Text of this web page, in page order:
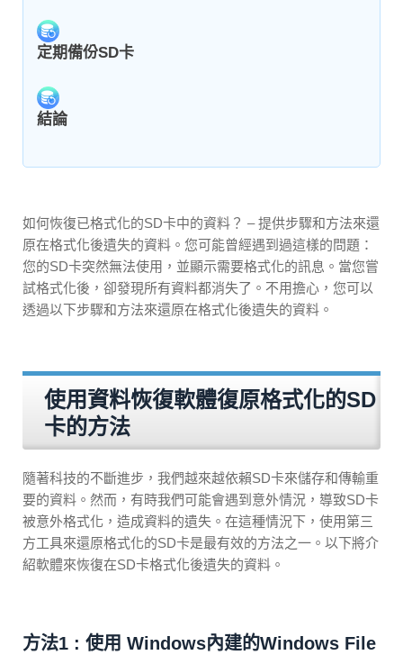
定期備份SD卡
結論
如何恢復已格式化的SD卡中的資料？ – 提供步驟和方法來還
原在格式化後遺失的資料。您可能曾經遇到過這樣的問題：
您的SD卡突然無法使用，並顯示需要格式化的訊息。當您嘗
試格式化後，卻發現所有資料都消失了。不用擔心，您可以
透過以下步驟和方法來還原在格式化後遺失的資料。
使用資料恢復軟體復原格式化的SD
卡的方法
隨著科技的不斷進步，我們越來越依賴SD卡來儲存和傳輸重
要的資料。然而，有時我們可能會遇到意外情況，導致SD卡
被意外格式化，造成資料的遺失。在這種情況下，使用第三
方工具來還原格式化的SD卡是最有效的方法之一。以下將介
紹軟體來恢復在SD卡格式化後遺失的資料。
方法1 : 使用 Windows內建的Windows File